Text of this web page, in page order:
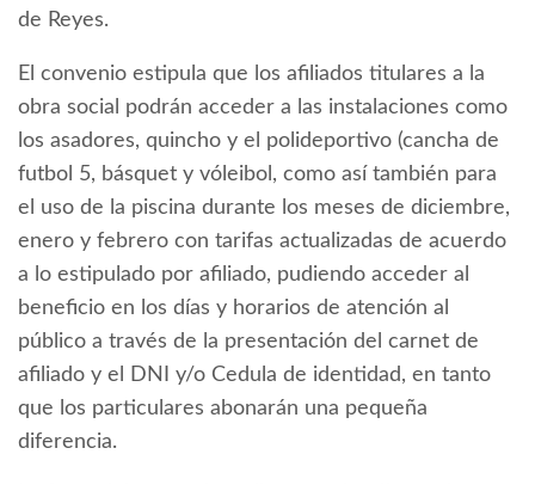
de Reyes.
El convenio estipula que los afiliados titulares a la
obra social podrán acceder a las instalaciones como
los asadores, quincho y el polideportivo (cancha de
futbol 5, básquet y vóleibol, como así también para
el uso de la piscina durante los meses de diciembre,
enero y febrero con tarifas actualizadas de acuerdo
a lo estipulado por afiliado, pudiendo acceder al
beneficio en los días y horarios de atención al
público a través de la presentación del carnet de
afiliado y el DNI y/o Cedula de identidad, en tanto
que los particulares abonarán una pequeña
diferencia.